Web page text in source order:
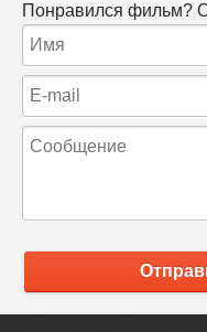
Понравился фильм?